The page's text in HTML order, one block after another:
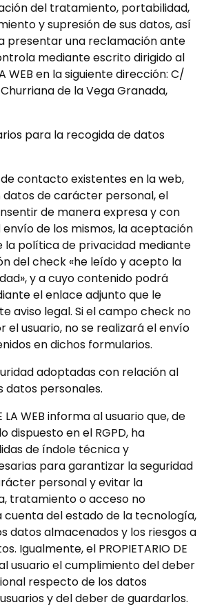
del tratamiento, portabilidad,
y supresión de sus datos, así
presentar una reclamación ante
mediante escrito dirigido al
WEB en la siguiente dirección: C/
Churriana de la Vega Granada,
para la recogida de datos
contacto existentes en la web,
de carácter personal, el
de manera expresa y con
de los mismos, la aceptación
la política de privacidad mediante
del check «he leído y acepto la
y a cuyo contenido podrá
el enlace adjunto que le
aviso legal. Si el campo check no
el usuario, no se realizará el envío
en dichos formularios.
adoptadas con relación al
personales.
LA WEB informa al usuario que, de
dispuesto en el RGPD, ha
de índole técnica y
para garantizar la seguridad
personal y evitar la
tratamiento o acceso no
cuenta del estado de la tecnología,
datos almacenados y los riesgos a
Igualmente, el PROPIETARIO DE
usuario el cumplimiento del deber
respecto de los datos
y del deber de guardarlos.